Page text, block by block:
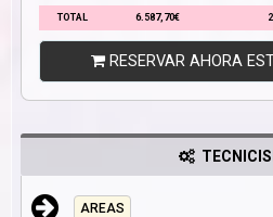
TOTAL 6.587,70€
RESERVAR AHORA
AREAS